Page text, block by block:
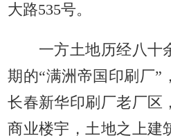
大路535号。
一方土地历经八十
期的“满洲帝国印刷厂”
长春新华印刷厂老厂区
商业楼宇，土地之上建